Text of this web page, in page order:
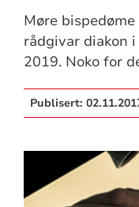
Møre
rådgivar diakon
2019. Noko for
Publisert: